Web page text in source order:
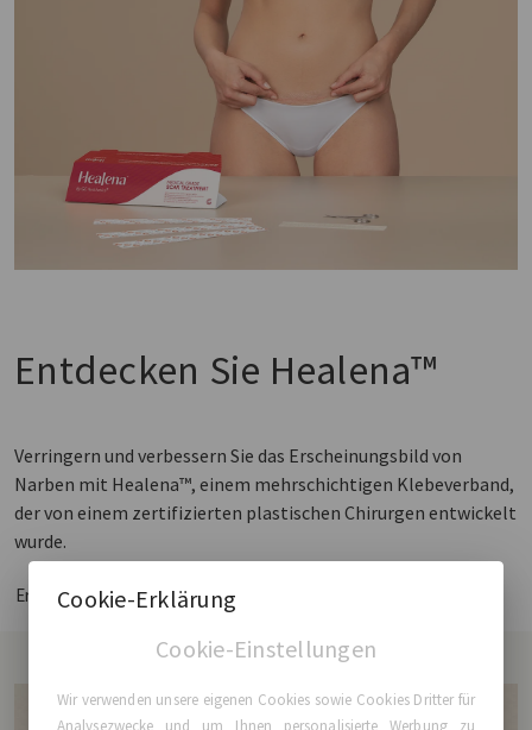
Entdecken Sie Healena™
Verringern und verbessern Sie das Erscheinungsbild von
Narben mit Healena™, einem mehrschichtigen Klebeverband,
der von einem zertifizierten plastischen Chirurgen entwickelt
wurde.
Erfahren Sie mehr
Cookie-Erklärung
Cookie-Einstellungen
Wir verwenden unsere eigenen Cookies sowie Cookies Dritter für
Analysezwecke und um Ihnen personalisierte Werbung zu